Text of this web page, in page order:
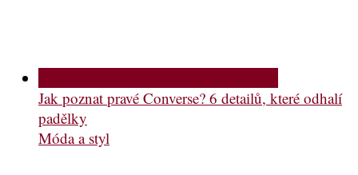
Jak poznat pravé Converse? 6 detailů, které odhalí
padělky
Móda a styl